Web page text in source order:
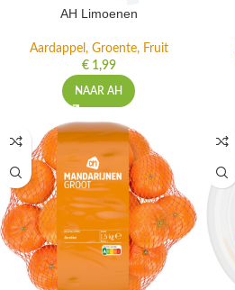
AH Limoenen
Aardappel, Groente, Fruit
€1,99
NAAR AH